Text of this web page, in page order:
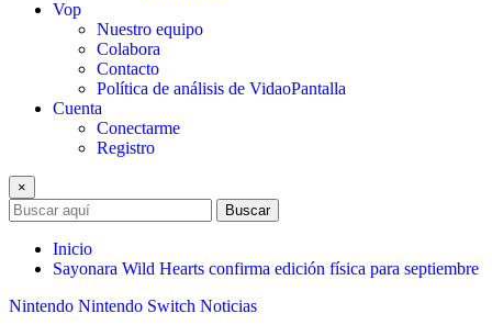
Vop
Nuestro equipo
Colabora
Contacto
Política de análisis de VidaoPantalla
Cuenta
Conectarme
Registro
×
Buscar
Inicio
Sayonara Wild Hearts confirma edición física para septiembre
Nintendo Nintendo Switch Noticias